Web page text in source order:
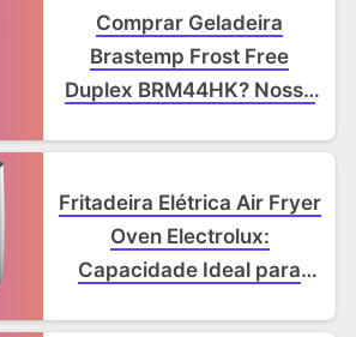
Comprar Geladeira
Brastemp Frost Free
Duplex BRM44HK? Nossa
Práticos!
Fritadeira Elétrica Air Fryer
Oven Electrolux:
Capacidade Ideal para